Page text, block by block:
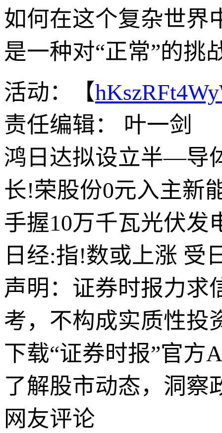
如何在这个复杂世界
是一种对“正常”的挑
活动：【
责任编辑： 叶一剑
鸿日达拟设立半—导
长!荣股份0元入主新
手握10万千瓦光伏发
日经:指!数或上涨 受
声明：证券时报力求
考，不构成实质性投
下载“证券时报”官方
了解股市动态，洞察
网友评论